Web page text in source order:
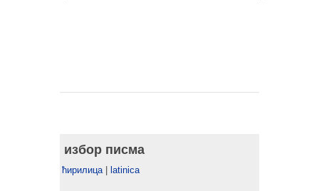
избор писма
ћирилица| latinica